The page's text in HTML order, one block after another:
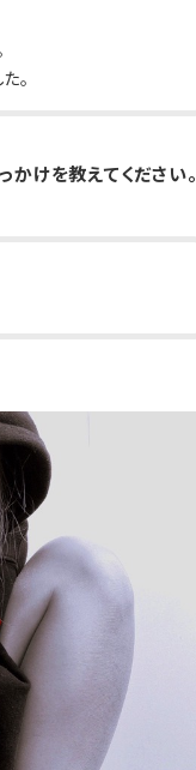
。
けを教えてください。